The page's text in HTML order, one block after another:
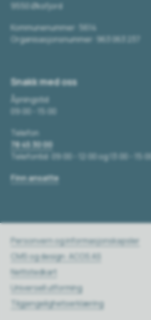
9550 Øksfjord
Kommunenummer: 5614
Organisasjonsnummer: 963 063 237
Snakk med oss
Åpningstid
09:00 - 15:00
Telefon
78 45 30 00
Telefontid: 09:00 - 12:00 og 13:00 - 15:00
Finn ansatte
Personvern og informasjonskapsler
CMS og design: ACOS AS
Nettstedkart
Universell utforming
Tilgjengelighetserklæring